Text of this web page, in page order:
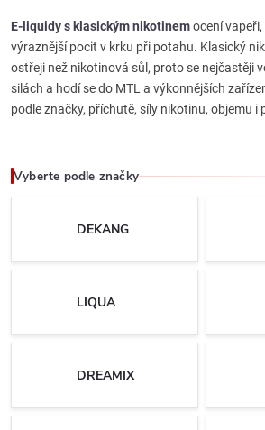
E-liquidy s klasickým nikotinemocení
výraznější pocit v krku při potahu. Klasický
ostřeji než nikotinová sůl, proto se nejčastěji
silách a hodí se do MTL a výkonnějších
podle značky, příchutě, síly nikotinu, objemu i
Vyberte podle značky
DEKANG
LIQUA
DREAMIX